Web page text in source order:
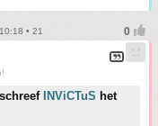
• 21
INViCTuS het